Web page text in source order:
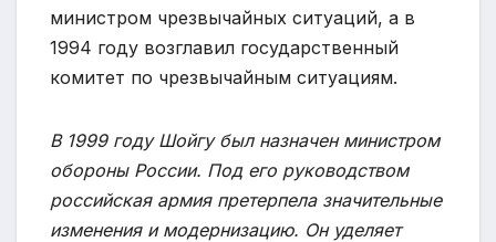
министром чрезвычайных ситуаций, а в
1994 году возглавил государственный
комитет по чрезвычайным ситуациям.
В 1999 году Шойгу был назначен министром
обороны России. Под его руководством
российская армия претерпела значительные
изменения и модернизацию. Он уделяет